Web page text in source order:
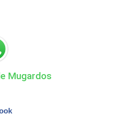
Mugardos